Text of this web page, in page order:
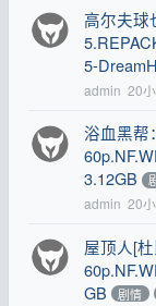
高尔夫球
5-
admin 20
浴血黑帮
3.12GB
admin 20
屋顶人[
GB
剧情